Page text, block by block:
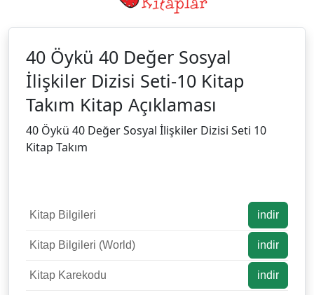
40 Öykü 40 Değer Sosyal
İlişkiler Dizisi Seti-10 Kitap
Takım Kitap Açıklaması
40 Öykü 40 Değer Sosyal İlişkiler Dizisi Seti 10
Kitap Takım
Kitap Bilgileri indir
Kitap Bilgileri (World) indir
Kitap Karekodu indir